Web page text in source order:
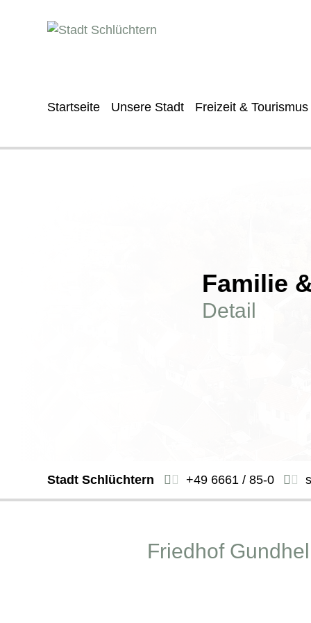
Startseite Unsere Stadt Freizeit & Tourismus
Familie
Detail
Stadt Schlüchtern +49 6661 / 85-0
Friedhof